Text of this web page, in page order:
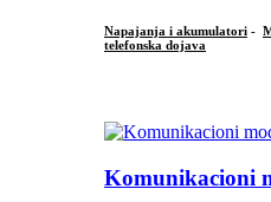
Napajanja i akumulatori -
telefonska dojava
Komunikacioni